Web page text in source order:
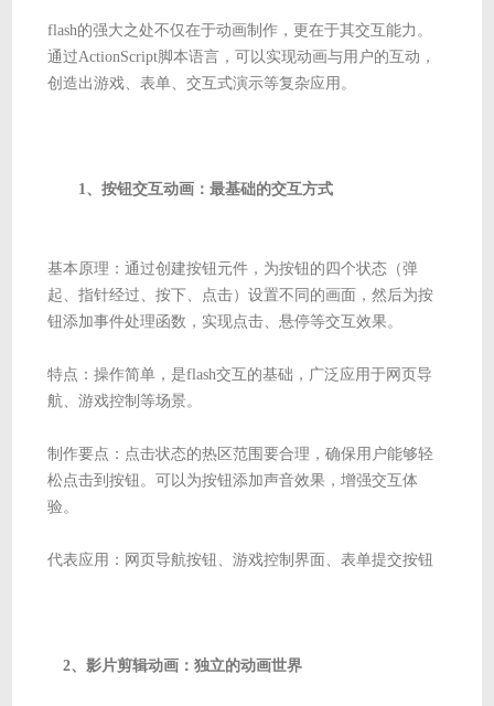
flash的强大之处不仅在于动画制作，更在于其交互能力。
通过ActionScript脚本语言，可以实现动画与用户的互动，
创造出游戏、表单、交互式演示等复杂应用。
1、按钮交互动画：最基础的交互方式
基本原理：通过创建按钮元件，为按钮的四个状态（弹
起、指针经过、按下、点击）设置不同的画面，然后为按
钮添加事件处理函数，实现点击、悬停等交互效果。
特点：操作简单，是flash交互的基础，广泛应用于网页导
航、游戏控制等场景。
制作要点：点击状态的热区范围要合理，确保用户能够轻
松点击到按钮。可以为按钮添加声音效果，增强交互体
验。
代表应用：网页导航按钮、游戏控制界面、表单提交按钮
2、影片剪辑动画：独立的动画世界